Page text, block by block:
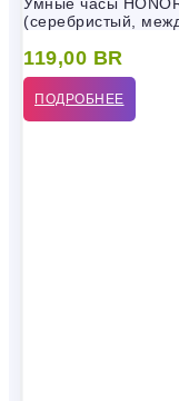
(серебристый,
119,00 BR
ПОДРОБНЕЕ